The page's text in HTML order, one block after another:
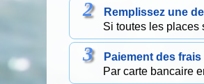
Remplissez une
Si toutes les places
Paiement des
Par carte bancaire